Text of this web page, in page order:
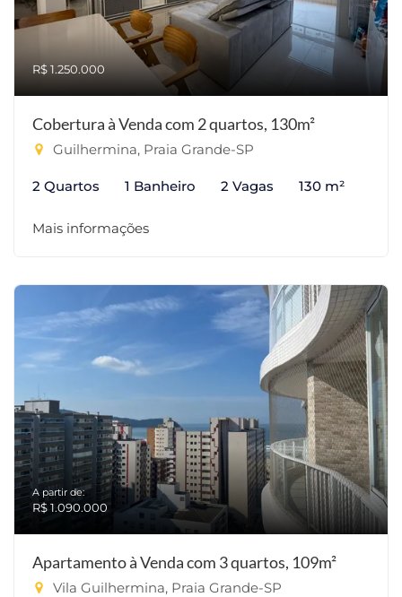
R$ 1.250.000
Cobertura à Venda com 2 quartos, 130m²
Guilhermina, Praia Grande-SP
2 Quartos 1 Banheiro 2 Vagas 130 m²
Mais informações
A partir de:
R$ 1.090.000
Apartamento à Venda com 3 quartos, 109m²
Vila Guilhermina, Praia Grande-SP